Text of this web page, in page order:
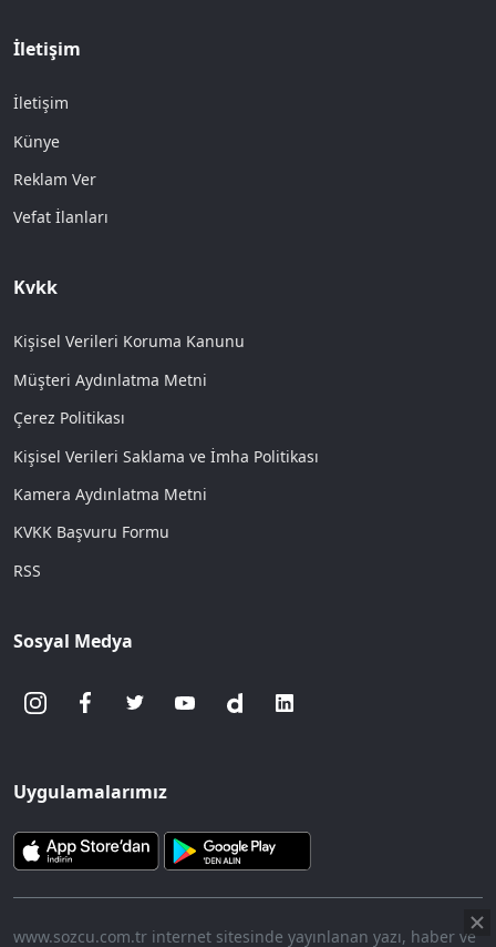
İletişim
İletişim
Künye
Reklam Ver
Vefat İlanları
Kvkk
Kişisel Verileri Koruma Kanunu
Müşteri Aydınlatma Metni
Çerez Politikası
Kişisel Verileri Saklama ve İmha Politikası
Kamera Aydınlatma Metni
KVKK Başvuru Formu
RSS
Sosyal Medya
Uygulamalarımız
www.sozcu.com.tr internet sitesinde yayınlanan yazı, haber ve